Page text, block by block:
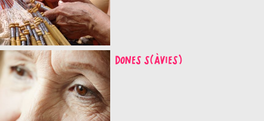
DONES S(ÀVIES)